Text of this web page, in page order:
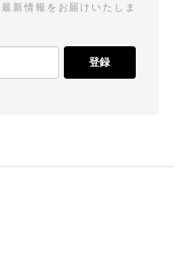
新情報をお届けいたしま
登録